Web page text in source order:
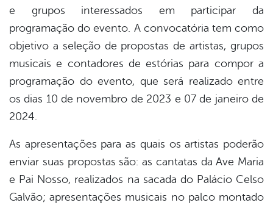
e grupos interessados em participar da
programação do evento. A convocatória tem como
objetivo a seleção de propostas de artistas, grupos
musicais e contadores de estórias para compor a
programação do evento, que será realizado entre
os dias 10 de novembro de 2023 e 07 de janeiro de
2024.
As apresentações para as quais os artistas poderão
enviar suas propostas são: as cantatas da Ave Maria
e Pai Nosso, realizados na sacada do Palácio Celso
Galvão; apresentações musicais no palco montado